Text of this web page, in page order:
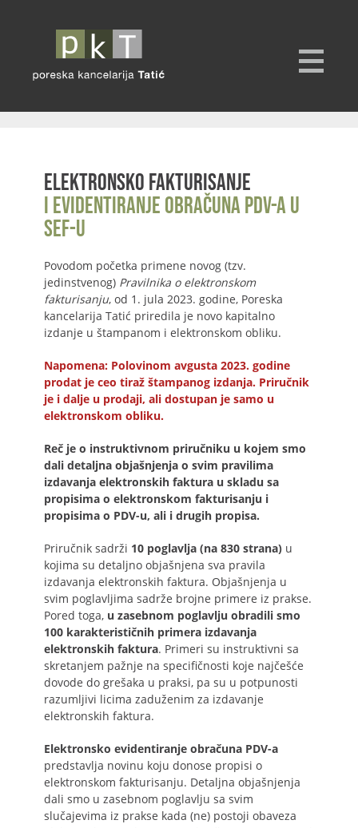
Elektronsko fakturisanje
i evidentiranje obračuna PDV-a u
SEF-u
Povodom početka primene novog (tzv.
jedinstvenog) Pravilnika o elektronskom
fakturisanju, od 1. jula 2023. godine, Poreska
kancelarija Tatić priredila je novo kapitalno
izdanje u štampanom i elektronskom obliku.
Napomena: Polovinom avgusta 2023. godine
prodat je ceo tiraž štampanog izdanja. Priručnik
je i dalje u prodaji, ali dostupan je samo u
elektronskom obliku.
Reč je o instruktivnom priručniku u kojem smo
dali detaljna objašnjenja o svim pravilima
izdavanja elektronskih faktura u skladu sa
propisima o elektronskom fakturisanju i
propisima o PDV-u, ali i drugih propisa.
Priručnik sadrži 10 poglavlja (na 830 strana) u
kojima su detaljno objašnjena sva pravila
izdavanja elektronskih faktura. Objašnjenja u
svim poglavljima sadrže brojne primere iz prakse.
Pored toga, u zasebnom poglavlju obradili smo
100 karakterističnih primera izdavanja
elektronskih faktura. Primeri su instruktivni sa
skretanjem pažnje na specifičnosti koje najčešće
dovode do grešaka u praksi, pa su u potpunosti
razumljivi licima zaduženim za izdavanje
elektronskih faktura.
Elektronsko evidentiranje obračuna PDV-a
predstavlja novinu koju donose propisi o
elektronskom fakturisanju. Detaljna objašnjenja
dali smo u zasebnom poglavlju sa svim
slučajevima iz prakse kada (ne) postoji obaveza